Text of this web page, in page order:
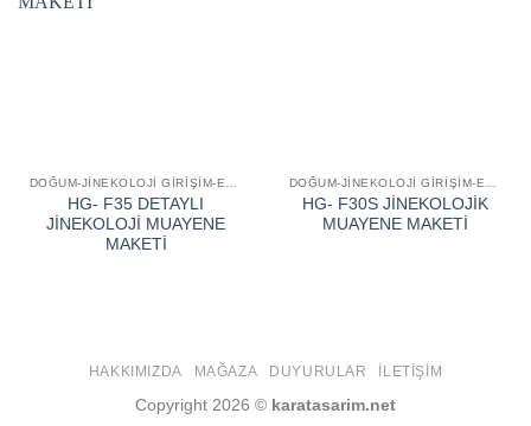
HG- F35 DETAYLI
JİNEKOLOJİ MUAYENE
MAKETİ
HG- F30S JİNEKOLOJİK
MUAYENE MAKETİ
HAKKIMIZDA MAĞAZA DUYURULAR İLETIŞIM
Copyright 2026 © karatasarim.net